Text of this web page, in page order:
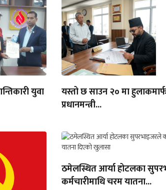
युवा
यस्तो छ साउन २० मा
प्रधानमन्त्री...
ठमेलस्थित आर्या होटलका
कर्मचारीमाथि चरम यातना...